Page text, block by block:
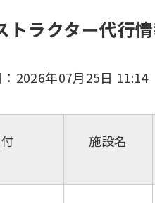
トラクター代行
2026年07月25日 11:14
施設名